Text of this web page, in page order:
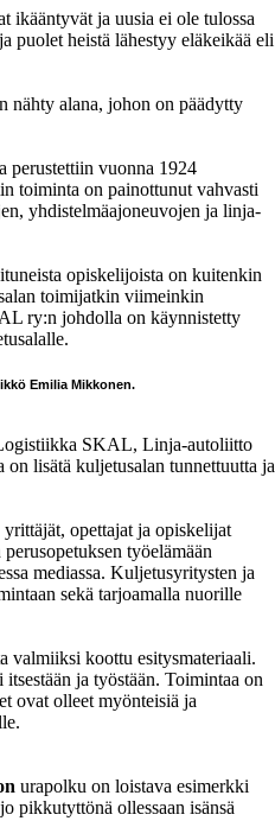
ikääntyvät ja uusia ei ole tulossa
puolet heistä lähestyy eläkeikää eli
nähty alana, johon on päädytty
perustettiin vuonna 1924
toiminta on painottunut vahvasti
yhdistelmäajoneuvojen ja linja-
opiskelijoista on kuitenkin
toimijatkin viimeinkin
ry:n johdolla on käynnistetty
Emilia Mikkonen.
SKAL, Linja-autoliitto
lisätä kuljetusalan tunnettuutta ja
opettajat ja opiskelijat
työelämään
mediassa. Kuljetusyritysten ja
sekä tarjoamalla nuorille
valmiiksi koottu esitysmateriaali.
ja työstään. Toimintaa on
ovat olleet myönteisiä ja
urapolku on loistava esimerkki
pikkutyttönä ollessaan isänsä